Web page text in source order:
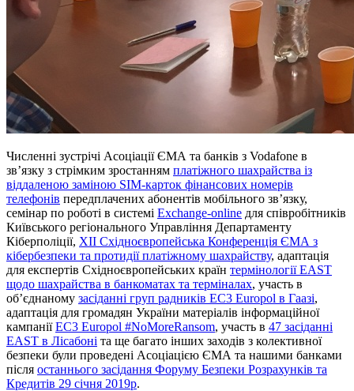
Численні зустрічі Асоціації ЄМА та банків з Vodafone в
зв’язку з стрімким зростанням платіжного шахрайства із
віддаленою заміною SIM-карток фінансових номерів
телефонів передплачених абонентів мобільного зв’язку,
семінар по роботі в системі Exchange-online для співробітників
Київського регіонального Управління Департаменту
Кіберполіції, XII Східноєвропейська Конференція ЄМА з
кібербезпеки та протидії платіжному шахрайству, адаптація
для експертів Східноєвропейських країн термінології EAST
щодо шахрайства в банкоматах та терміналах, участь в
об’єднаному засіданні груп радників ЕС3 Europol в Гаазі,
адаптація для громадян України матеріалів інформаційної
кампаніїEC3 Europol #NoMoreRansom, участь в 47 засіданні
EAST в Лісабоні та ще багато інших заходів з колективної
безпеки були проведені Асоціацією ЄМА та нашими банками
після останнього засідання Форуму Безпеки Розрахунків та
Кредитів 29 січня 2019р.